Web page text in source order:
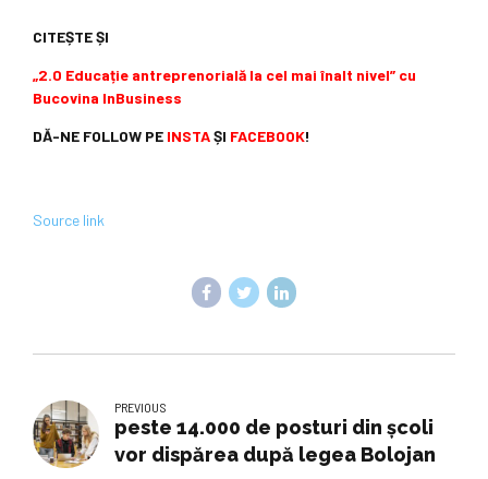
CITEȘTE ȘI
„2.0 Educație antreprenorială la cel mai înalt nivel” cu
Bucovina InBusiness
DĂ-NE FOLLOW PE INSTAȘI FACEBOOK!
Source link
PREVIOUS
peste 14.000 de posturi din școli
vor dispărea după legea Bolojan